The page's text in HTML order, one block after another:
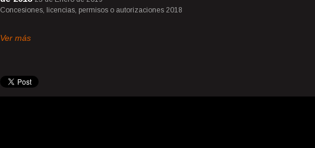
Concesiones, licencias, permisos o autorizaciones 2018
Ver más